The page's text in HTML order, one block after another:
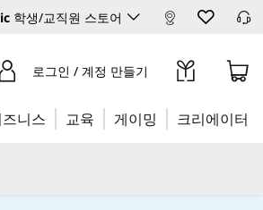
학생/교직원 스토어
로그인 / 계정 만들기
니스 교육 게이밍 크리에이터